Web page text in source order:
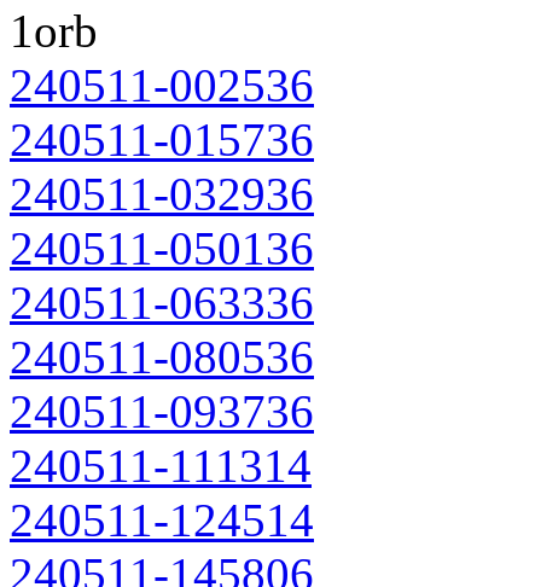
1orb
240511-002536
240511-015736
240511-032936
240511-050136
240511-063336
240511-080536
240511-093736
240511-111314
240511-124514
240511-145806